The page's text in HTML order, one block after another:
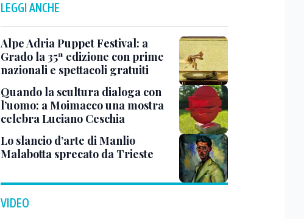
LEGGI ANCHE
Alpe Adria Puppet Festival: a
Grado la 35ª edizione con prime
nazionali e spettacoli gratuiti
Quando la scultura dialoga con
l’uomo: a Moimacco una mostra
celebra Luciano Ceschia
Lo slancio d’arte di Manlio
Malabotta sprecato da Trieste
VIDEO